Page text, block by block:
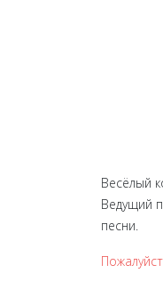
Весёлый
Ведущий
песни.